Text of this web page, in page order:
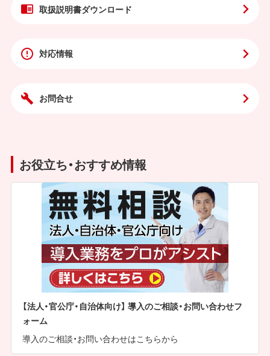
取扱説明書ダウンロード
対応情報
お問合せ
お役立ち・おすすめ情報
【法人・官公庁・自治体向け】 導入のご相談・お問い合わせフ
ォーム
導入のご相談・お問い合わせはこちらから